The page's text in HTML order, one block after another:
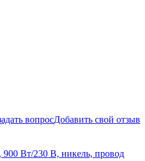
вопросДобавить свой отзыв